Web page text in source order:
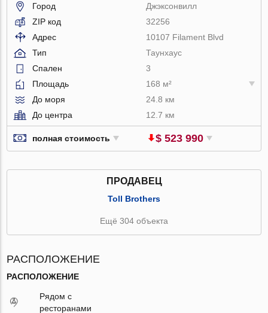
Город
Джэксонвилл
ZIP код
32256
Адрес
10107 Filament Blvd
Тип
Таунхаус
Спален
3
Площадь
168 м²
До моря
24.8 км
До центра
12.7 км
полная стоимость $ 523 990
ПРОДАВЕЦ
Toll Brothers
Ещё 304 объекта
РАСПОЛОЖЕНИЕ
РАСПОЛОЖЕНИЕ
Рядом с
ресторанами